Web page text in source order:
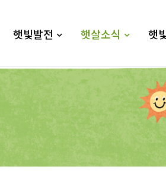
햇빛발전 햇살소식 햇